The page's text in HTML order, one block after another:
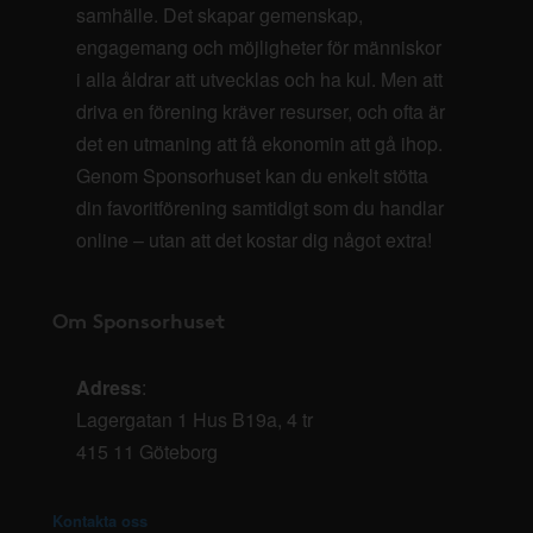
samhälle. Det skapar gemenskap,
engagemang och möjligheter för människor
i alla åldrar att utvecklas och ha kul. Men att
driva en förening kräver resurser, och ofta är
det en utmaning att få ekonomin att gå ihop.
Genom Sponsorhuset kan du enkelt stötta
din favoritförening samtidigt som du handlar
online – utan att det kostar dig något extra!
Om Sponsorhuset
Adress:
Lagergatan 1 Hus B19a, 4 tr
415 11 Göteborg
Kontakta oss